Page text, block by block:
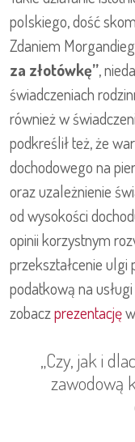
polskiego, dość
Zdaniem
za złotówkę”,
świadczeniach
również w
podkreślił też, że
dochodowego na
oraz uzależnienie
od wysokości
opinii korzystnym
przekształcenie
podatkową na
zobaczprezentację
„Czy, jak i
zawodową